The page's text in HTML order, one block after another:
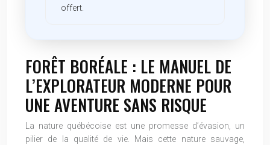
offert.
FORÊT BORÉALE : LE MANUEL DE
L’EXPLORATEUR MODERNE POUR
UNE AVENTURE SANS RISQUE
La nature québécoise est une promesse d’évasion, un
pilier de la qualité de vie. Mais cette nature sauvage,